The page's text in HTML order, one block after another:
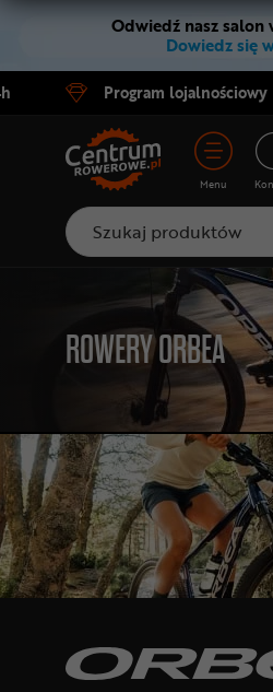
Menu główne
Stopka
Mapa strony
Odwiedź nasz salon
Dowiedz się
Program lojalnościowy
Menu
Rowery
E-bike
Części
Akcesoria
Kaski
Warsztat
Odżywki
Nowości
Superoferta
ROWERY ORBEA